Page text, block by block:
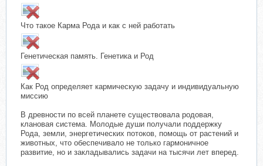
Что такое Карма Рода и как с ней работать
Генетическая память. Генетика и Род
Как Род определяет кармическую задачу и индивидуальную
миссию
В древности по всей планете существовала родовая,
клановая система. Молодые души получали поддержку
Рода, земли, энергетических потоков, помощь от растений и
животных, что обеспечивало не только гармоничное
развитие, но и закладывались задачи на тысячи лет вперед.